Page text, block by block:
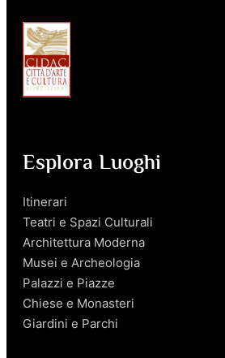
Esplora Luoghi
Itinerari
Teatri e Spazi Culturali
Architettura Moderna
Musei e Archeologia
Palazzi e Piazze
Chiese e Monasteri
Giardini e Parchi